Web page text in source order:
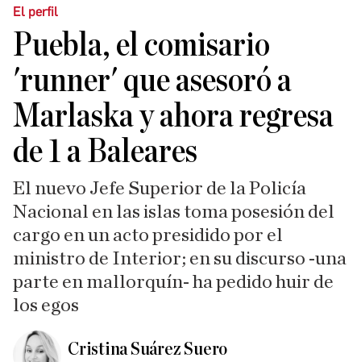
El perfil
Puebla, el comisario
'runner' que asesoró a
Marlaska y ahora regresa
de 1 a Baleares
El nuevo Jefe Superior de la Policía
Nacional en las islas toma posesión del
cargo en un acto presidido por el
ministro de Interior; en su discurso -una
parte en mallorquín- ha pedido huir de
los egos
Cristina Suárez Suero